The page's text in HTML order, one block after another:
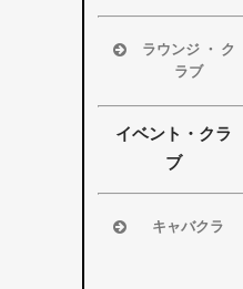
浜松市
磐田市
袋井市
掛川市
その他エリ
ア
ラウンジ ・ ク
ラブ
浜松市
磐田市
袋井市
掛川市
その他エリ
イベント・クラ
ブ
キャバクラ